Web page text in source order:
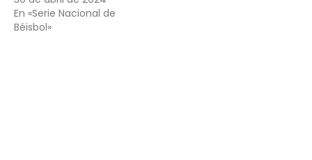
En «Serie Nacional de
Béisbol»